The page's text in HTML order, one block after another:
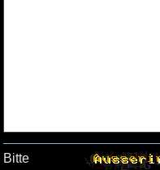
Bitte